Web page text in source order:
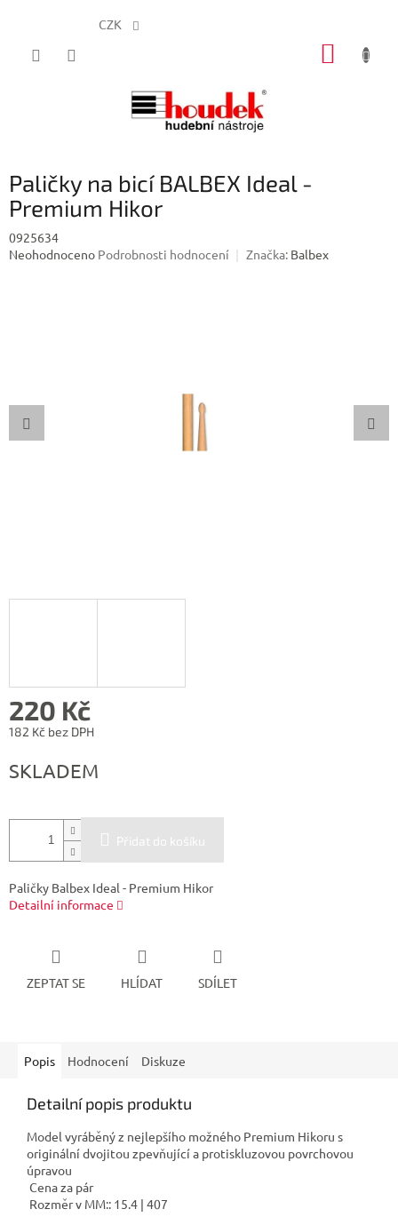
CZK
Paličky na bicí BALBEX Ideal -
Premium Hikor
0925634
Průměrné
Neohodnoceno Podrobnosti hodnocení Značka: Balbex
220 Kč
182 Kč bez DPH
cena:
SKLADEM
Přidat do košíku
Paličky Balbex Ideal - Premium Hikor
Detailní informace
ZEPTAT SE HLÍDAT SDÍLET
Popis Hodnocení Diskuze
Detailní popis produktu
Model vyráběný z nejlepšího možného Premium Hikoru s
originální dvojitou zpevňující a protiskluzovou povrchovou
úpravou
Cena za pár
Rozměr v MM:: 15.4 | 407